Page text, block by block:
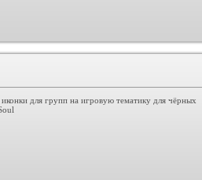
для групп на игровую тематику для чёрных